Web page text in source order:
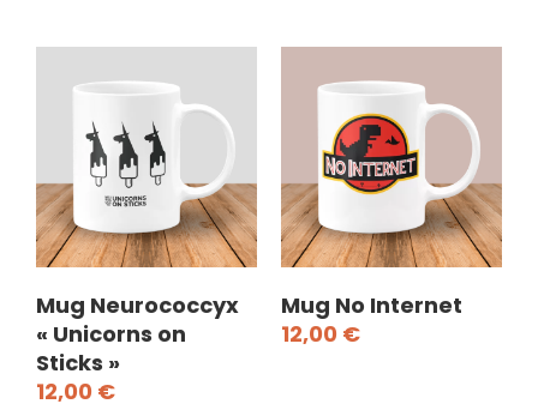
Mug Neurococcyx
« Unicorns on
Sticks »
12,00 €
Mug No Internet
12,00 €